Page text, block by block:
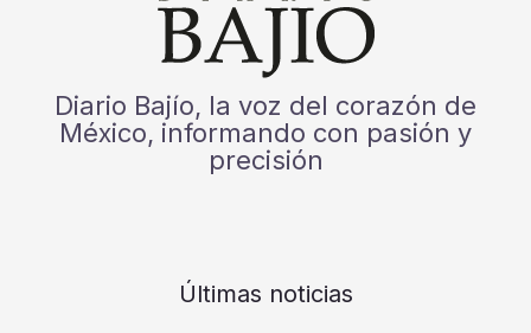
Diario Bajío, la voz del corazón de
México, informando con pasión y
precisión
Últimas noticias